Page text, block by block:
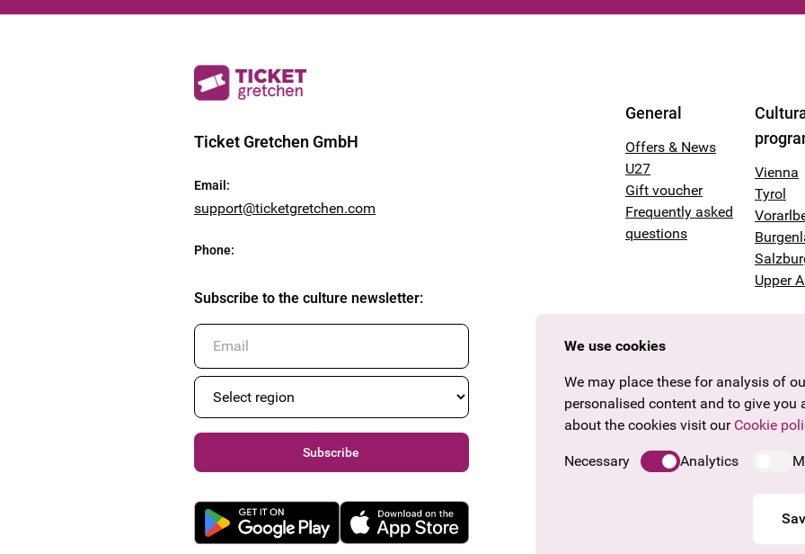
Ticket Gretchen GmbH
Email :
support@ticketgretchen.com
Phone:
Subscribe to the culture newsletter:
Subscribe
General
Offers & News
U27
Gift voucher
Frequently asked
questions
Vienna
Tyrol
Upper
We use cookies
We may place these for analysis of
personalised content and to give you
about the cookies visit our Cookie
Necessary Analytics